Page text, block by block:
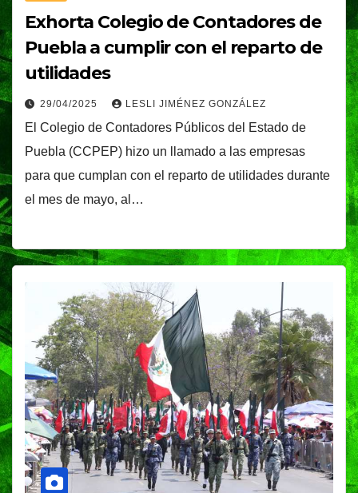
Exhorta Colegio de Contadores de
Puebla a cumplir con el reparto de
utilidades
29/04/2025 LESLI JIMÉNEZ GONZÁLEZ
El Colegio de Contadores Públicos del Estado de
Puebla (CCPEP) hizo un llamado a las empresas
para que cumplan con el reparto de utilidades durante
el mes de mayo, al…